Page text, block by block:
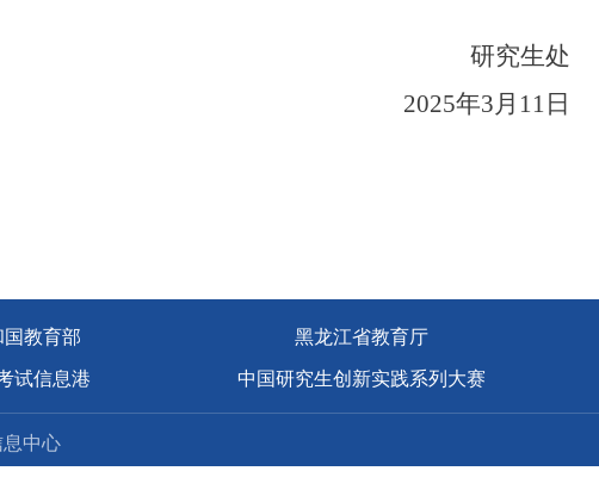
研究生处
2025年3月11日
教育部 黑龙江省教育厅
试信息港 中国研究生创新实践系列大赛
中心